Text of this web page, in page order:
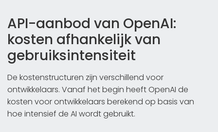
API-aanbod van OpenAI:
kosten afhankelijk van
gebruiksintensiteit
De kostenstructuren zijn verschillend voor
ontwikkelaars. Vanaf het begin heeft OpenAI de
kosten voor ontwikkelaars berekend op basis van
hoe intensief de AI wordt gebruikt.